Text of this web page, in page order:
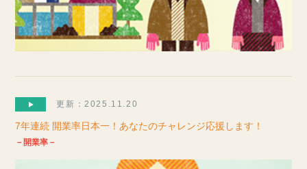
更新：2025.11.20
7年連続 開業率日本一！あなたのチャレンジ応援します！
－開業率－